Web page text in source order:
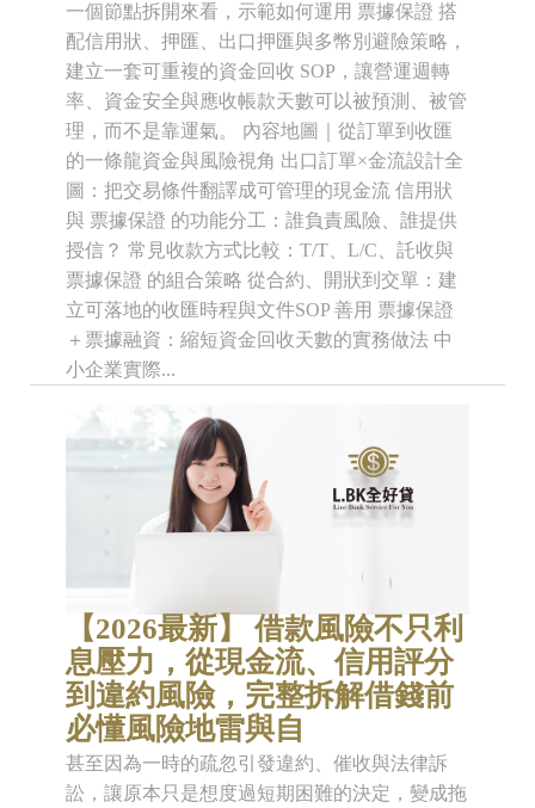
一個節點拆開來看，示範如何運用 票據保證 搭
配信用狀、押匯、出口押匯與多幣別避險策略，
建立一套可重複的資金回收 SOP，讓營運週轉
率、資金安全與應收帳款天數可以被預測、被管
理，而不是靠運氣。 內容地圖｜從訂單到收匯
的一條龍資金與風險視角 出口訂單×金流設計全
圖：把交易條件翻譯成可管理的現金流 信用狀
與 票據保證 的功能分工：誰負責風險、誰提供
授信？ 常見收款方式比較：T/T、L/C、託收與
票據保證 的組合策略 從合約、開狀到交單：建
立可落地的收匯時程與文件SOP 善用 票據保證
＋票據融資：縮短資金回收天數的實務做法 中
小企業實際...
【2026最新】 借款風險不只利
息壓力，從現金流、信用評分
到違約風險，完整拆解借錢前
必懂風險地雷與自
甚至因為一時的疏忽引發違約、催收與法律訴
訟，讓原本只是想度過短期困難的決定，變成拖